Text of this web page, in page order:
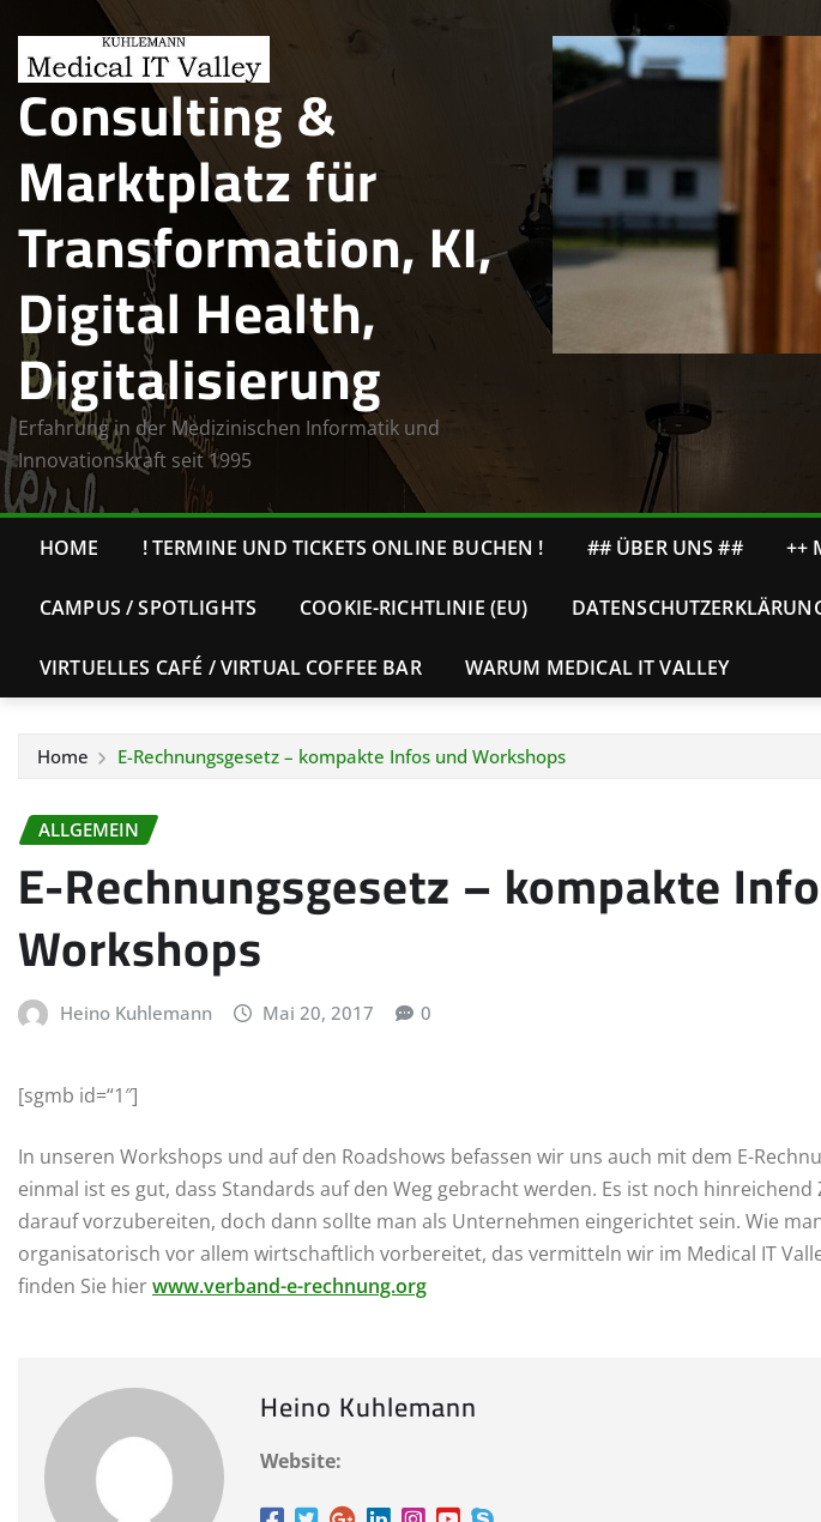
content
Consulting &
Marktplatz für
Transformation, KI,
Digital Health,
Digitalisierung
Erfahrung in der Medizinischen Informatik und
Innovationskraft seit 1995
HOME ! TERMINE UND TICKETS ONLINE BUCHEN ! ## ÜBER UNS ## ++
CAMPUS / SPOTLIGHTS COOKIE-RICHTLINIE (EU)
VIRTUELLES CAFÉ / VIRTUAL COFFEE BAR WARUM MEDICAL IT VALLEY
Home E-Rechnungsgesetz – kompakte Infos und Workshops
ALLGEMEIN
E-Rechnungsgesetz – kompakte
Workshops
Heino Kuhlemann Mai 20, 2017 0
[sgmb id=“1″]
In unseren Workshops und auf den Roadshows befassen wir uns auch mit dem E-
einmal ist es gut, dass Standards auf den Weg gebracht werden. Es ist noch hinreichend
darauf vorzubereiten, doch dann sollte man als Unternehmen eingerichtet sein. Wie
organisatorisch vor allem wirtschaftlich vorbereitet, das vermitteln wir im Medical IT
finden Sie hierwww.verband-e-rechnung.org
Heino Kuhlemann
Website: